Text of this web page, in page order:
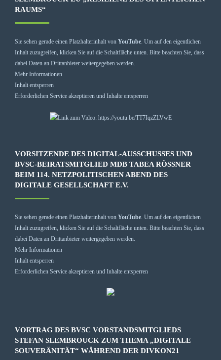
RAUMS“
Sie sehen gerade einen Platzhalterinhalt von YouTube. Um auf den eigentlichen
Inhalt zuzugreifen, klicken Sie auf die Schaltfläche unten. Bitte beachten Sie, dass
dabei Daten an Drittanbieter weitergegeben werden.
Mehr Informationen
Inhalt entsperren
Erforderlichen Service akzeptieren und Inhalte entsperren
VORSITZENDE DES DIGITAL-AUSSCHUSSES UND
BVSC-BEIRATSMITGLIED MDB TABEA RÖSSNER B
EIM 114. NETZPOLITISCHEN ABEND DES D
IGITALE GESELLSCHAFT E.V.
Sie sehen gerade einen Platzhalterinhalt von YouTube. Um auf den eigentlichen
Inhalt zuzugreifen, klicken Sie auf die Schaltfläche unten. Bitte beachten Sie, dass
dabei Daten an Drittanbieter weitergegeben werden.
Mehr Informationen
Inhalt entsperren
Erforderlichen Service akzeptieren und Inhalte entsperren
VORTRAG DES BVSC VORSTANDSMITGLIEDS
STEFAN SLEMBROUCK ZUM THEMA „DIGITALE
SOUVERÄNITÄT“ WÄHREND DER DIVKON21